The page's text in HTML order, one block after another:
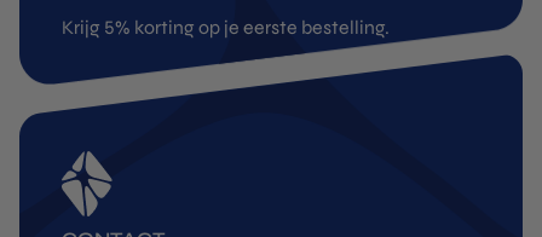
Krijg 5% korting op je eerste bestelling.